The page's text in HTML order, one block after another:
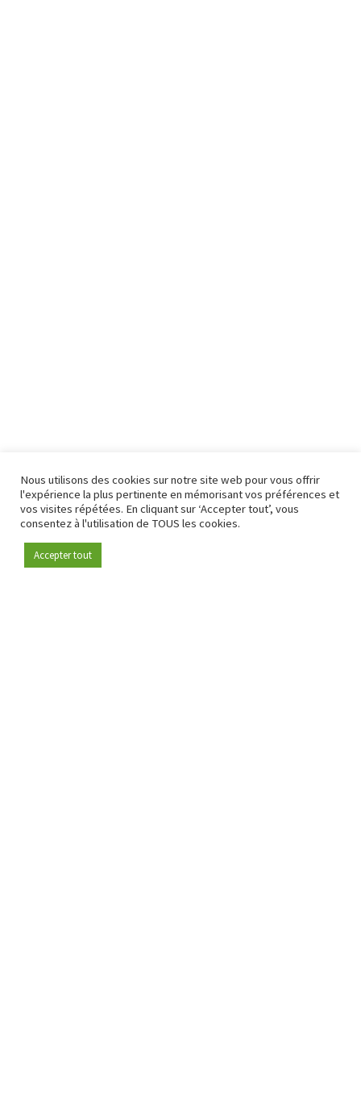
Devenez membre
Nous utilisons des cookies sur notre site web pour vous offrir
l'expérience la plus pertinente en mémorisant vos préférences et
vos visites répétées. En cliquant sur ‘Accepter tout’, vous
consentez à l'utilisation de TOUS les cookies.
Accepter tout